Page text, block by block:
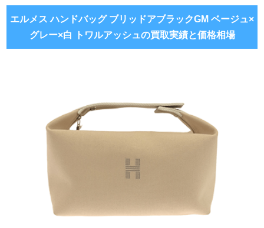
エルメス ハンドバッグ ブリッドアブラックGM ベージュ×
グレー×白 トワルアッシュの買取実績と価格相場